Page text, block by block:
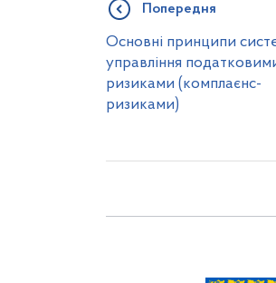
Попередня
Основні принципи
управління
ризиками (комплаєнс-
ризиками)